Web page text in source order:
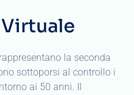
la seconda
sottoporsi al controllo i
ai 50 anni. Il